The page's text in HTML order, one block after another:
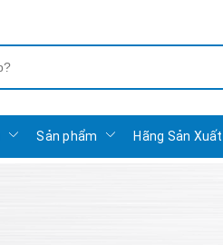
Sản phẩm Hãng Sản Xuất